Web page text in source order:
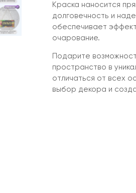
Краска наносится
долговечность и
обеспечивает
очарование.
Подарите
пространство в
отличаться от всех
выбор декора и